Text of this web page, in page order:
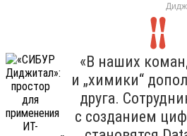
«В наших
и „химики“
друга.
с созданием